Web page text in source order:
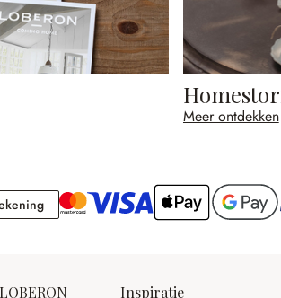
Meer ontdekken
Rekening
Inspiratie